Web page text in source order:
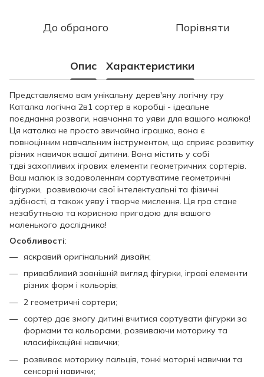
До обраного Порівняти
Опис Характеристики
Представляємо вам унікальну дерев'яну логічну гру
Каталка логічна 2в1 сортер в коробці - ідеальне
поєднання розваги, навчання та уяви для вашого малюка!
Ця каталка не просто звичайна іграшка, вона є
повноцінним навчальним інструментом, що сприяє розвитку
різних навичок вашої дитини. Вона містить у собі
тдві захопливих ігрових елементи геометричних сортерів.
Ваш малюк із задоволенням сортуватиме геометричні
фігурки, розвиваючи свої інтелектуальні та фізичні
здібності, а також уяву і творче мислення. Ця гра стане
незабутньою та корисною пригодою для вашого
маленького дослідника!
Особливості:
яскравий оригінальний дизайн;
привабливий зовнішній вигляд фігурки, ігрові елементи
різних форм і кольорів;
2 геометричні сортери;
сортер дає змогу дитині вчитися сортувати фігурки за
формами та кольорами, розвиваючи моторику та
класифікаційні навички;
розвиває моторику пальців, тонкі моторні навички та
сенсорні навички;